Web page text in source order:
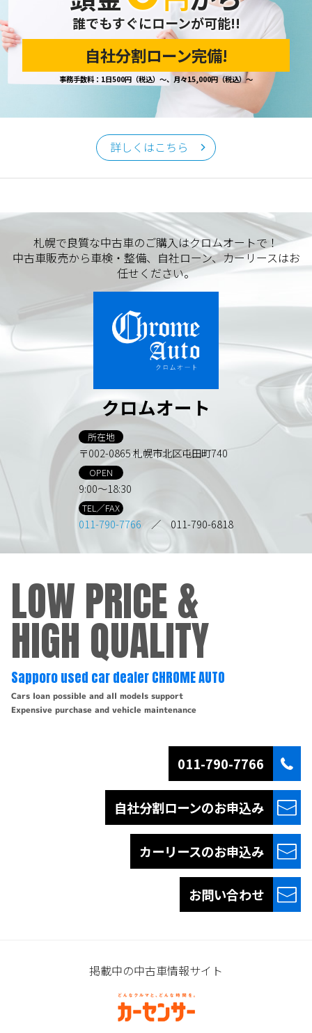
正・削除・開示等に関するお問い合わせ先は、以下の通りで
個人情報保護担当窓口
当社の「個人情報の取扱い」に関するお問い合わせは、下記
クロムオート
〒002-0865 札幌市北区屯田町740
TEL／011-790-7766FAX／011-790-6818
E-mail：info@chromeauto.co.jp
誰でもすぐにローンが可能!!
自社分割ローン完備!
事務手数料：1日500円（税込）～、月々15,000円（税込）～
詳しくはこちら
札幌で良質な中古車のご購入はクロムオートで！
中古車販売から車検・整備、自社ローン、カーリースはお
任せください。
クロムオート
所在地
〒002-0865 札幌市北区屯田町740
OPEN
9:00～18:30
TEL／FAX
011-790-7766 ／ 011-790-6818
LOW PRICE &
HIGH QUALITY
Sapporo used car dealer CHROME AUTO
Cars loan possible and all models support
Expensive purchase and vehicle maintenance
011-790-7766
自社分割ローンのお申込み
カーリースのお申込み
お問い合わせ
掲載中の中古車情報サイト